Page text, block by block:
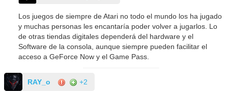
Los juegos de siempre de Atari no todo el mundo los ha jugado
y muchas personas les encantaría poder volver a jugarlos. Lo
de otras tiendas digitales dependerá del hardware y el
Software de la consola, aunque siempre pueden facilitar el
acceso a GeForce Now y el Game Pass.
RAY_o +2